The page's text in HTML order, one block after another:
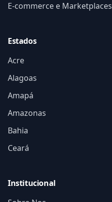
E-commerce e Marketplaces
Estados
Acre
Alagoas
Amapá
Amazonas
Bahia
Ceará
Institucional